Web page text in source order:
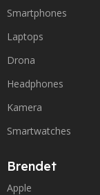
Smartphones
Laptops
Drona
Headphones
Kamera
Smartwatches
Brendet
Apple